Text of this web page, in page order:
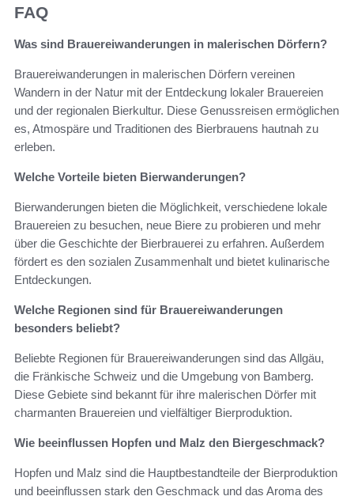
FAQ
Was sind Brauereiwanderungen in malerischen Dörfern?
Brauereiwanderungen in malerischen Dörfern vereinen
Wandern in der Natur mit der Entdeckung lokaler Brauereien
und der regionalen Bierkultur. Diese Genussreisen ermöglichen
es, Atmospäre und Traditionen des Bierbrauens hautnah zu
erleben.
Welche Vorteile bieten Bierwanderungen?
Bierwanderungen bieten die Möglichkeit, verschiedene lokale
Brauereien zu besuchen, neue Biere zu probieren und mehr
über die Geschichte der Bierbrauerei zu erfahren. Außerdem
fördert es den sozialen Zusammenhalt und bietet kulinarische
Entdeckungen.
Welche Regionen sind für Brauereiwanderungen
besonders beliebt?
Beliebte Regionen für Brauereiwanderungen sind das Allgäu,
die Fränkische Schweiz und die Umgebung von Bamberg.
Diese Gebiete sind bekannt für ihre malerischen Dörfer mit
charmanten Brauereien und vielfältiger Bierproduktion.
Wie beeinflussen Hopfen und Malz den Biergeschmack?
Hopfen und Malz sind die Hauptbestandteile der Bierproduktion
und beeinflussen stark den Geschmack und das Aroma des